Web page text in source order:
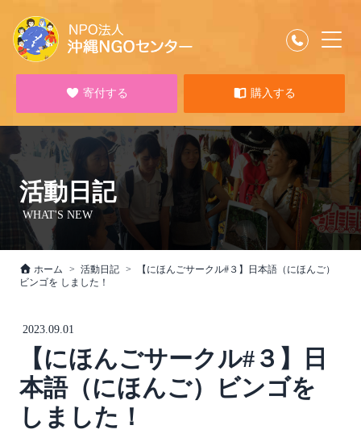
寄付する 購入する
活動日記
WHAT'S NEW
ホーム 活動日記
【にほんごサークル#３】日本語（にほんご）
ビンゴを しました！
2023.09.01
【にほんごサークル#３】日
本語（にほんご）ビンゴを
しました！